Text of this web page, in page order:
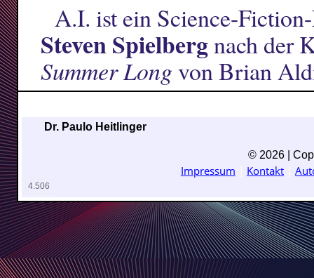
A.I. ist ein Science-
Steven Spielbergnach der
Summer Long von Brian
Dr. Paulo Heitlinger
© 2026 |
Impressum Kontakt|
4.506